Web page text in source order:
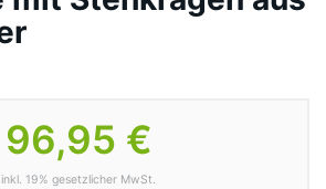
96,95 €
inkl. 19% gesetzlicher MwSt.